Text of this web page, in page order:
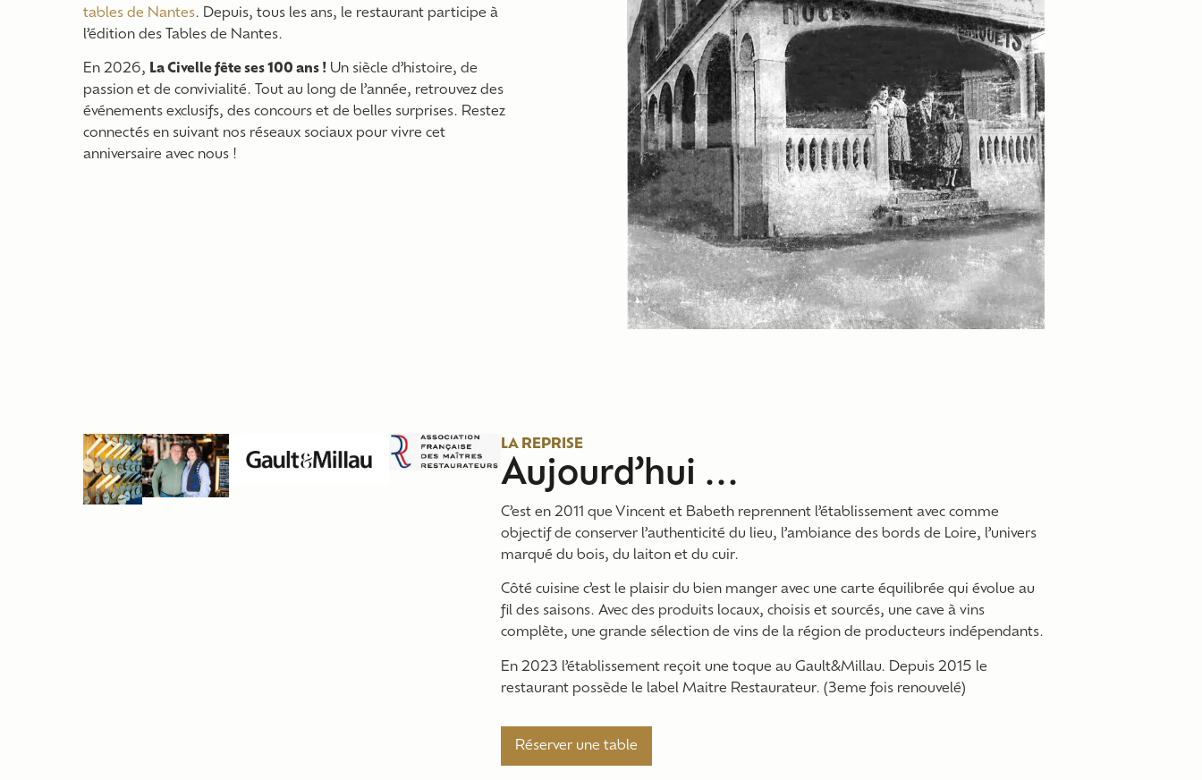
tables de Nantes. Depuis, tous les ans, le restaurant participe à
l’édition des Tables de Nantes.
En 2026, La Civelle fête ses 100 ans ! Un siècle d’histoire, de
passion et de convivialité. Tout au long de l’année, retrouvez des
événements exclusifs, des concours et de belles surprises. Restez
connectés en suivant nos réseaux sociaux pour vivre cet
anniversaire avec nous !
LA REPRISE
Aujourd’hui ...
C’est en 2011 que Vincent et Babeth reprennent l’établissement avec comme
objectif de conserver l’authenticité du lieu, l’ambiance des bords de Loire, l’univers
marqué du bois, du laiton et du cuir.
Côté cuisine c’est le plaisir du bien manger avec une carte équilibrée qui évolue au
fil des saisons. Avec des produits locaux, choisis et sourcés, une cave à vins
complète, une grande sélection de vins de la région de producteurs indépendants.
En 2023 l’établissement reçoit une toque au Gault&Millau. Depuis 2015 le
restaurant possède le label Maitre Restaurateur. (3eme fois renouvelé)
Réserver une table